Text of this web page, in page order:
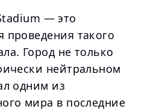
— это
такого
Город не только
нейтральном
одним из
мира в последние